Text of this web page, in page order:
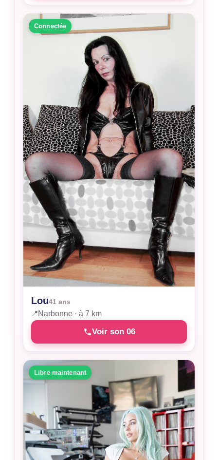
Connectée
Lou41 ans
📍Narbonne · à 7 km
Voir son 06
Libre maintenant